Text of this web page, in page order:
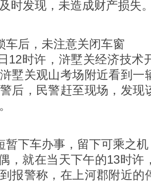
时发现，未造成财产损失
后，未注意关闭车窗
时许，浒墅关经济技术
墅关观山考场附近看到一
后，民警赶至现场，发现
下车办事，留下可乘之机
就在当天下午的13时许
报警称，在上河郡附近的